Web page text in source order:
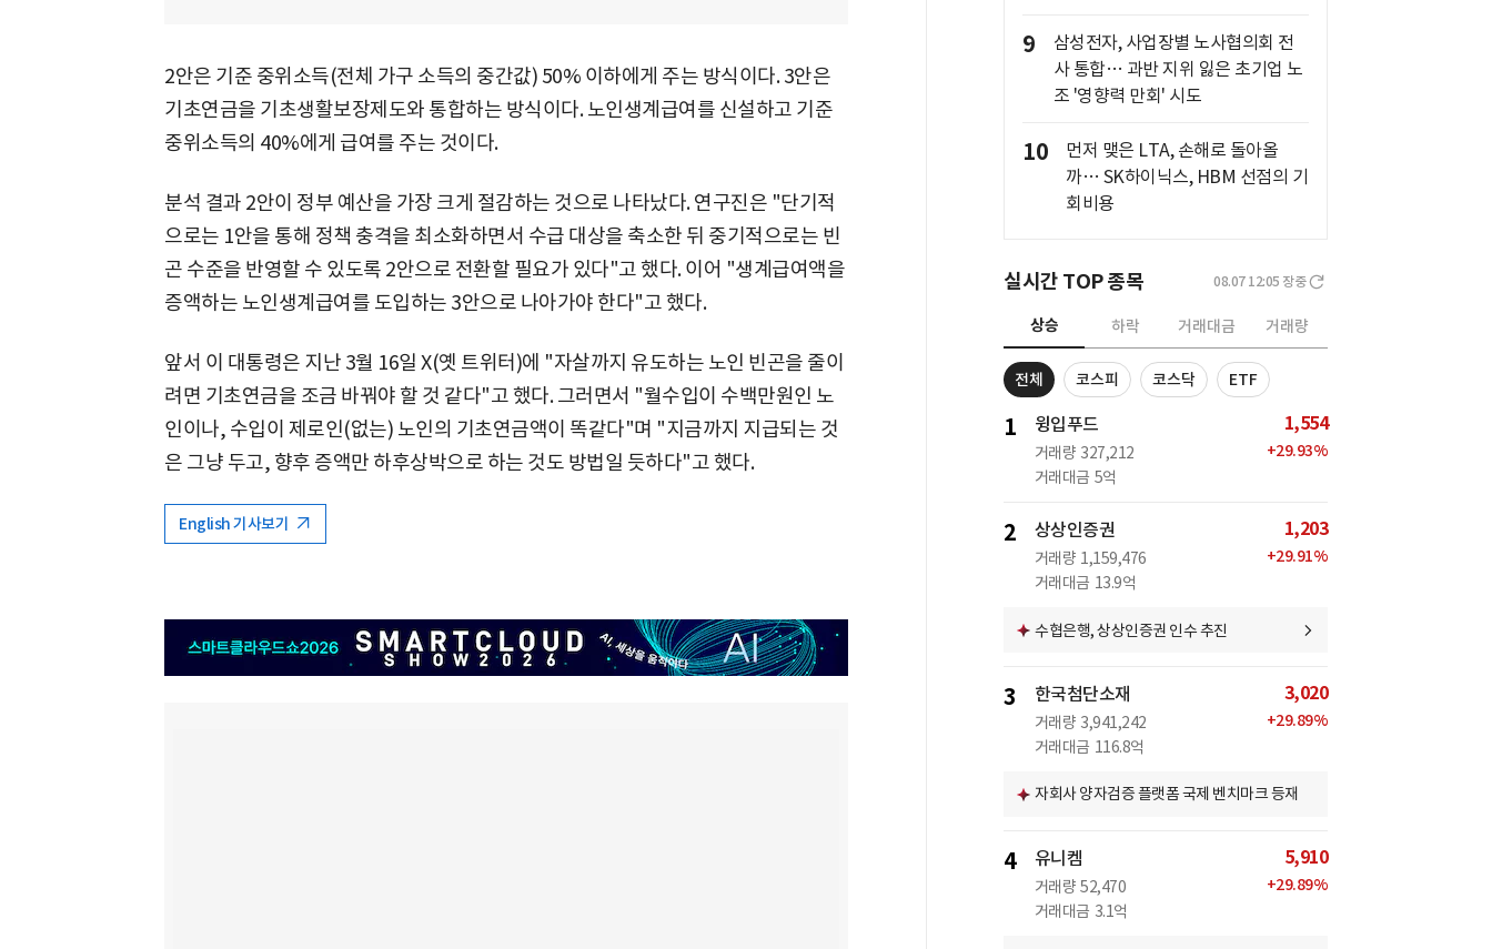
2안은 기준 중위소득(전체 가구 소득의 중간값) 50% 이하에게 주는 방식이다. 3안은
기초연금을 기초생활보장제도와 통합하는 방식이다. 노인생계급여를 신설하고 기준
중위소득의 40%에게 급여를 주는 것이다.
분석 결과 2안이 정부 예산을 가장 크게 절감하는 것으로 나타났다. 연구진은 "단기적
으로는 1안을 통해 정책 충격을 최소화하면서 수급 대상을 축소한 뒤 중기적으로는 빈
곤 수준을 반영할 수 있도록 2안으로 전환할 필요가 있다"고 했다. 이어 "생계급여액을
증액하는 노인생계급여를 도입하는 3안으로 나아가야 한다"고 했다.
앞서 이 대통령은 지난 3월 16일 X(옛 트위터)에 "자살까지 유도하는 노인 빈곤을 줄이
려면 기초연금을 조금 바꿔야 할 것 같다"고 했다. 그러면서 "월수입이 수백만원인 노
인이나, 수입이 제로인(없는) 노인의 기초연금액이 똑같다"며 "지금까지 지급되는 것
은 그냥 두고, 향후 증액만 하후상박으로 하는 것도 방법일 듯하다"고 했다.
English 기사보기
9
삼성전자, 사업장별 노사협의회 전
사 통합… 과반 지위 잃은 초기업 노
조 '영향력 만회' 시도
10
먼저 맺은 LTA, 손해로 돌아올
까… SK하이닉스, HBM 선점의 기
회비용
실시간 TOP 종목 08.07 12:05 장중
상승 하락 거래대금 거래량
전체 코스피 코스닥 ETF
1 윙입푸드
거래량 327,212
거래대금 5억
1,554
+29.93%
2 상상인증권
거래량 1,159,476
거래대금 13.9억
1,203
+29.91%
수협은행, 상상인증권 인수 추진
3 한국첨단소재
거래량 3,941,242
거래대금 116.8억
3,020
+29.89%
자회사 양자검증 플랫폼 국제 벤치마크 등재
4 유니켐
거래량 52,470
거래대금 3.1억
5,910
+29.89%